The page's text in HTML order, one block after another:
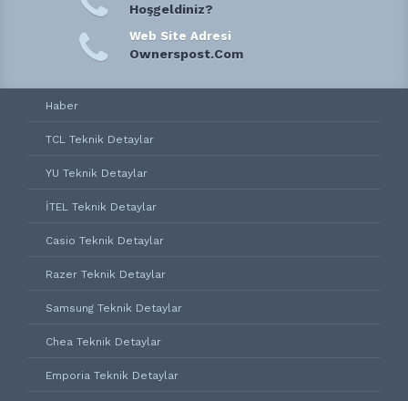
Hoşgeldiniz?
Web Site Adresi
Ownerspost.Com
Haber
TCL Teknik Detaylar
YU Teknik Detaylar
İTEL Teknik Detaylar
Casio Teknik Detaylar
Razer Teknik Detaylar
Samsung Teknik Detaylar
Chea Teknik Detaylar
Emporia Teknik Detaylar